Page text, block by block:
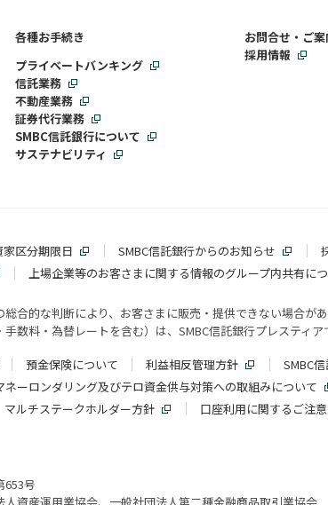
各種お手続き
プライベートバンキング
信託業務
不動産業務
証券代行業務
SMBC信託銀行について
サステナビリティ
お問合せ・ご案
採用情報
家区分期限日 SMBC信託銀行からのお知らせ
上場企業等のお客さまに関する情報のグループ内共有に
合的な判断により、お客さまに販売・提供できない場合が
数料・為替レートを含む）は、SMBC信託銀行プレスティア
預金保険について 利益相反管理方針 SMBC
ネーロンダリング及びテロ資金供与対策への取組みについて
マルチステークホルダー方針 口座利用に関するご注意
号
資産運用業協会、一般社団法人第二種金融商品取引業協会